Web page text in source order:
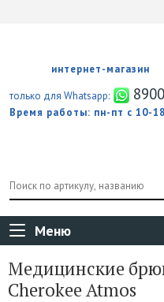
интернет-магазин
только для Whatsapp:
Время работы: пн-пт с 10-
Меню
Медицинские
Cherokee Atmos